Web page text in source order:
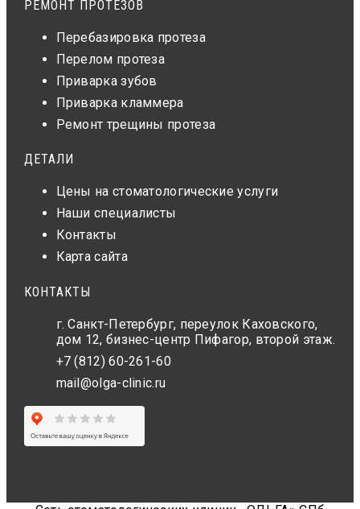
РЕМОНТ ПРОТЕЗОВ
Перебазировка протеза
Перелом протеза
Приварка зубов
Приварка кламмера
Ремонт трещины протеза
ДЕТАЛИ
Цены на стоматологические услуги
Наши специалисты
Контакты
Карта сайта
КОНТАКТЫ
г. Санкт-Петербург, переулок Каховского,
дом 12, бизнес-центр Пифагор, второй этаж.
+7 (812) 60-261-60
mail@olga-clinic.ru